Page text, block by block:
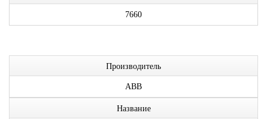
7660
Производитель
ABB
Название